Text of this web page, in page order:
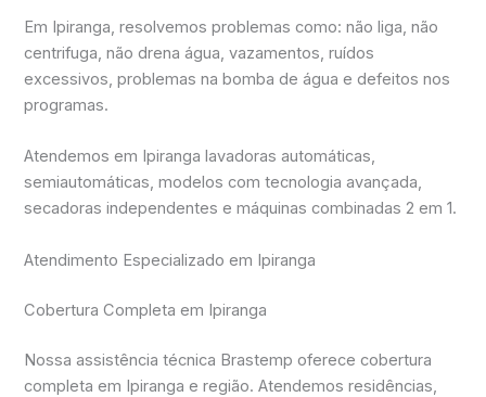
Em Ipiranga, resolvemos problemas como: não liga, não
centrifuga, não drena água, vazamentos, ruídos
excessivos, problemas na bomba de água e defeitos nos
programas.
Atendemos em Ipiranga lavadoras automáticas,
semiautomáticas, modelos com tecnologia avançada,
secadoras independentes e máquinas combinadas 2 em 1.
Atendimento Especializado em Ipiranga
Cobertura Completa em Ipiranga
Nossa assistência técnica Brastemp oferece cobertura
completa em Ipiranga e região. Atendemos residências,